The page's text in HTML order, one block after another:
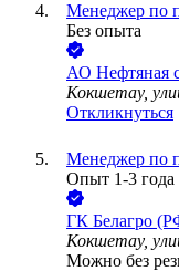
Менеджер по
Без опыта
АО Нефтяная
Кокшетау,
Откликнуться
Менеджер по
Опыт 1-3 года
ГК Белагро
Кокшетау,
Можно без